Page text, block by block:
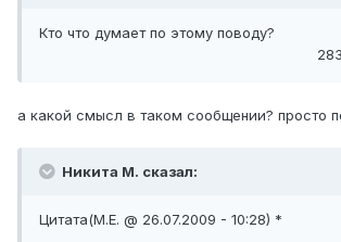
Кто что думает по этому поводу?
а какой смысл в таком сообщении? просто
Никита М. сказал:
Цитата(М.Е. @ 26.07.2009 - 10:28) *